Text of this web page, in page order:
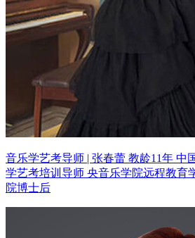
音乐学艺考导师 | 张春蕾 教龄11年 中
学艺考培训导师 央音乐学院远程教育
院博士后